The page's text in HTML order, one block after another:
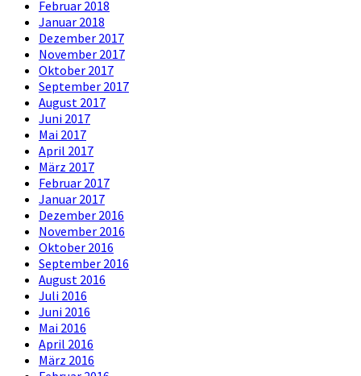
Februar 2018
Januar 2018
Dezember 2017
November 2017
Oktober 2017
September 2017
August 2017
Juni 2017
Mai 2017
April 2017
März 2017
Februar 2017
Januar 2017
Dezember 2016
November 2016
Oktober 2016
September 2016
August 2016
Juli 2016
Juni 2016
Mai 2016
April 2016
März 2016